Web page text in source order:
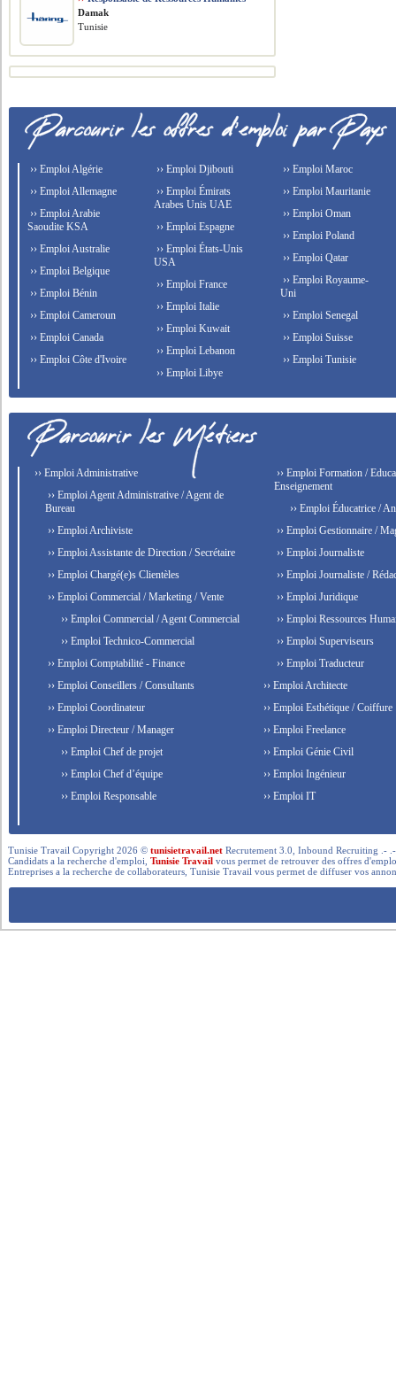
Damak
Tunisie
›› Emploi Algérie
›› Emploi Allemagne
›› Emploi Arabie
Saoudite KSA
›› Emploi Australie
›› Emploi Belgique
›› Emploi Bénin
›› Emploi Cameroun
›› Emploi Canada
›› Emploi Côte d'Ivoire
›› Emploi Djibouti
›› Emploi Émirats
Arabes Unis UAE
›› Emploi Espagne
›› Emploi États-Unis
USA
›› Emploi France
›› Emploi Italie
›› Emploi Kuwait
›› Emploi Lebanon
›› Emploi Libye
›› Emploi Maroc
›› Emploi Mauritanie
›› Emploi Oman
›› Emploi Poland
›› Emploi Qatar
›› Emploi Royaume-
Uni
›› Emploi Senegal
›› Emploi Suisse
›› Emploi Tunisie
›› Emploi Administrative
›› Emploi Agent Administrative / Agent de
Bureau
›› Emploi Archiviste
›› Emploi Assistante de Direction / Secrétaire
›› Emploi Chargé(e)s Clientèles
›› Emploi Commercial / Marketing / Vente
›› Emploi Commercial / Agent Commercial
›› Emploi Technico-Commercial
›› Emploi Comptabilité - Finance
›› Emploi Conseillers / Consultants
›› Emploi Coordinateur
›› Emploi Directeur / Manager
›› Emploi Chef de projet
›› Emploi Chef d’équipe
›› Emploi Responsable
›› Emploi Formation /
Enseignement
›› Emploi Éducatrice /
›› Emploi Gestionnaire /
›› Emploi Journaliste
›› Emploi Journaliste /
›› Emploi Juridique
›› Emploi Ressources
›› Emploi Superviseurs
›› Emploi Traducteur
›› Emploi Architecte
›› Emploi Esthétique / Coiffure
›› Emploi Freelance
›› Emploi Génie Civil
›› Emploi Ingénieur
›› Emploi IT
Tunisie Travail Copyright 2026 ©tunisietravail.net Recrutement 3.0, Inbound Recruiting .-
Candidats a la recherche d'emploi,Tunisie Travail vous permet de retrouver des offres
Entreprises a la recherche de collaborateurs, Tunisie Travail vous permet de diffuser vos